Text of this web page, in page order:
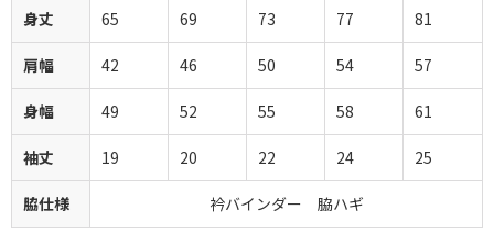
身丈 65 69 73 77 81
肩幅 42 46 50 54 57
身幅 49 52 55 58 61
袖丈 19 20 22 24 25
脇仕様 衿バインダー 脇ハギ